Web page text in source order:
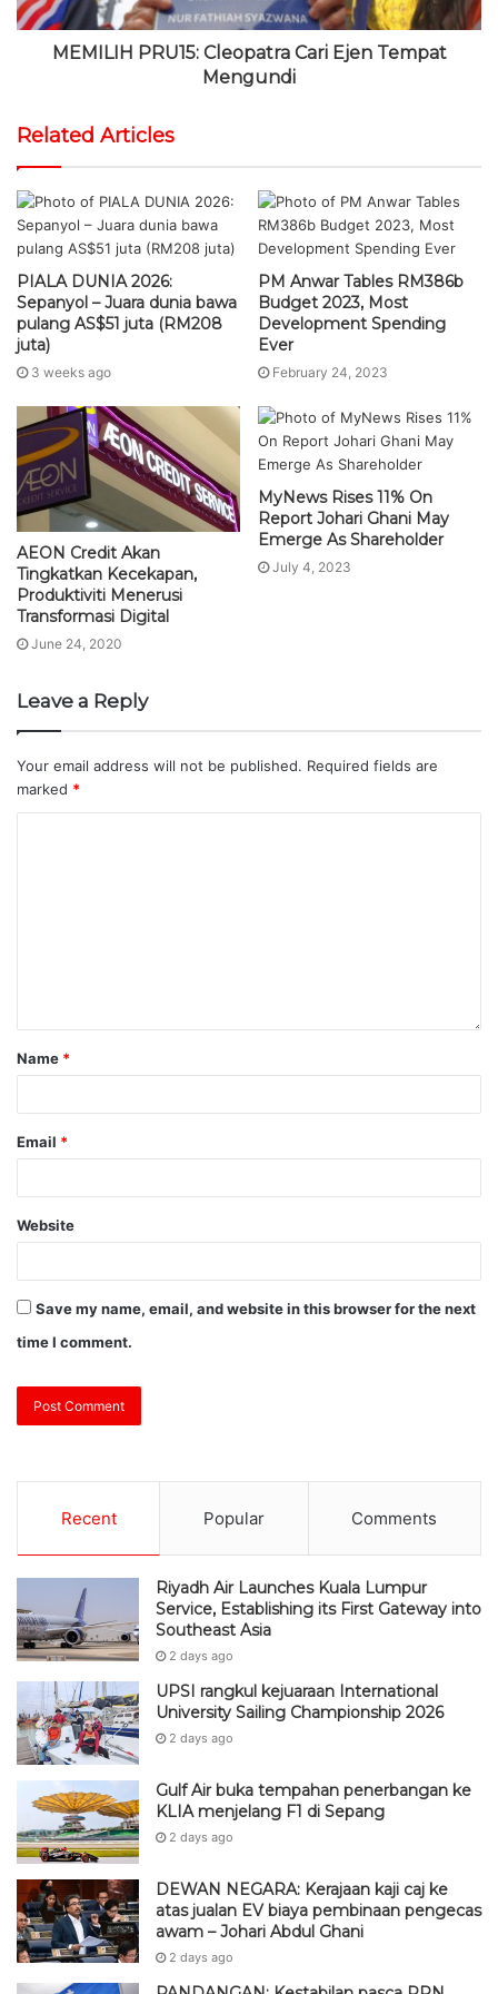
MEMILIH PRU15: Cleopatra Cari Ejen Tempat
Mengundi
Related Articles
PIALA DUNIA 2026:
Sepanyol – Juara dunia bawa
pulang AS$51 juta (RM208
juta)
3 weeks ago
PM Anwar Tables RM386b
Budget 2023, Most
Development Spending
Ever
February 24, 2023
AEON Credit Akan
Tingkatkan Kecekapan,
Produktiviti Menerusi
Transformasi Digital
June 24, 2020
MyNews Rises 11% On
Report Johari Ghani May
Emerge As Shareholder
July 4, 2023
Leave a Reply
Your email address will not be published. Required fields are
marked *
Name *
Email *
Website
Save my name, email, and website in this browser for the next
time I comment.
Recent Popular Comments
Riyadh Air Launches Kuala Lumpur
Service, Establishing its First Gateway into
Southeast Asia
2 days ago
UPSI rangkul kejuaraan International
University Sailing Championship 2026
2 days ago
Gulf Air buka tempahan penerbangan ke
KLIA menjelang F1 di Sepang
2 days ago
DEWAN NEGARA: Kerajaan kaji caj ke
atas jualan EV biaya pembinaan pengecas
awam – Johari Abdul Ghani
2 days ago